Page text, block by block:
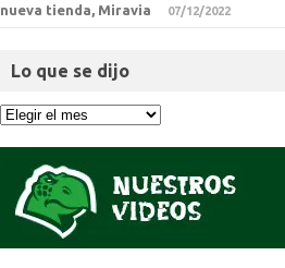
nueva tienda, Miravia
07/12/2022
Lo que se dijo
Lo
dijo